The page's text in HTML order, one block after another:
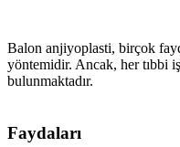
Balon anjiyoplasti, birçok
yöntemidir. Ancak, her tıbbi
bulunmaktadır.
Faydaları